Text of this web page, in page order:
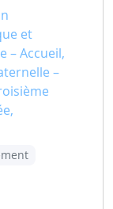
et
– Accueil,
–